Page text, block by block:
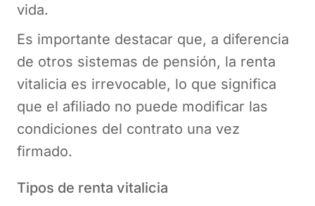
vida.
Es importante destacar que, a diferencia
de otros sistemas de pensión, la renta
vitalicia es irrevocable, lo que significa
que el afiliado no puede modificar las
condiciones del contrato una vez
firmado.
Tipos de renta vitalicia